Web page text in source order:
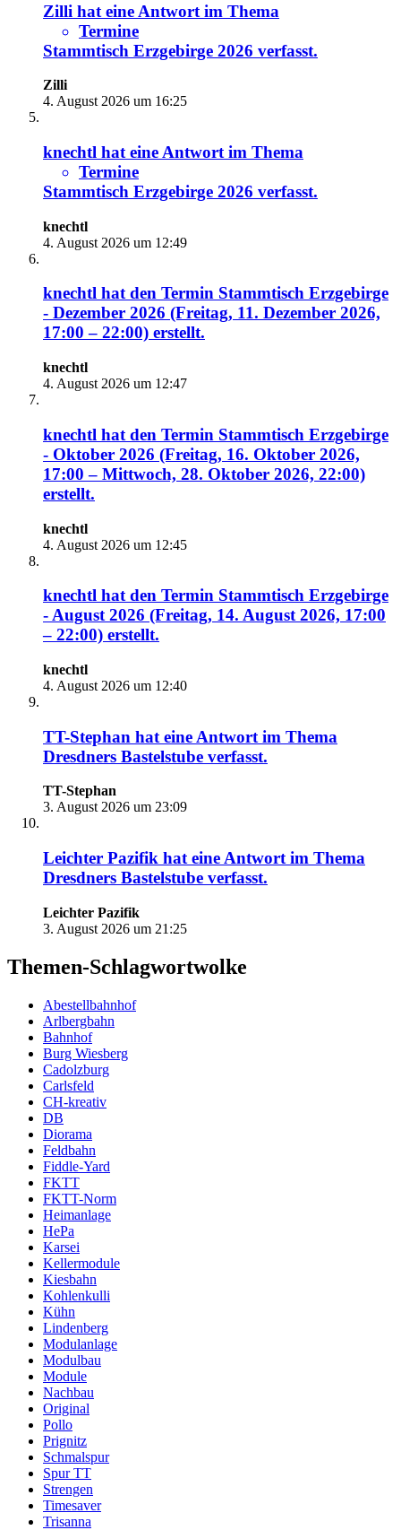
Zilli hat eine Antwort im Thema
Termine
Stammtisch Erzgebirge 2026 verfasst.
Zilli
4. August 2026 um 16:25
knechtl hat eine Antwort im Thema
Termine
Stammtisch Erzgebirge 2026 verfasst.
knechtl
4. August 2026 um 12:49
knechtl hat den Termin Stammtisch Erzgebirge
- Dezember 2026 (Freitag, 11. Dezember 2026,
17:00 – 22:00) erstellt.
knechtl
4. August 2026 um 12:47
knechtl hat den Termin Stammtisch Erzgebirge
- Oktober 2026 (Freitag, 16. Oktober 2026,
17:00 – Mittwoch, 28. Oktober 2026, 22:00)
erstellt.
knechtl
4. August 2026 um 12:45
knechtl hat den Termin Stammtisch Erzgebirge
- August 2026 (Freitag, 14. August 2026, 17:00
– 22:00) erstellt.
knechtl
4. August 2026 um 12:40
TT-Stephan hat eine Antwort im Thema
Dresdners Bastelstube verfasst.
TT-Stephan
3. August 2026 um 23:09
Leichter Pazifik hat eine Antwort im Thema
Dresdners Bastelstube verfasst.
Leichter Pazifik
3. August 2026 um 21:25
Themen-Schlagwortwolke
Abestellbahnhof
Arlbergbahn
Bahnhof
Burg Wiesberg
Cadolzburg
Carlsfeld
CH-kreativ
DB
Diorama
Feldbahn
Fiddle-Yard
FKTT
FKTT-Norm
Heimanlage
HePa
Karsei
Kellermodule
Kiesbahn
Kohlenkulli
Kühn
Lindenberg
Modulanlage
Modulbau
Module
Nachbau
Original
Pollo
Prignitz
Schmalspur
Spur TT
Strengen
Timesaver
Trisanna